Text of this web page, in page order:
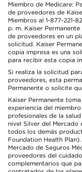
Miembro de Medicare:
de proveedores de
Miembros al 1-877-221-
p. m. Kaiser
de proveedores en un
solicitud. Kaiser
copia impresa es una
para recibir esta copia
Si realiza la solicitud
proveedores, esta
Permanente o solicite
Kaiser Permanente
experiencia del
profesionales de la
nivel Silver del Mercado
todos los demás
Foundation Health
Mercado de Seguros
proveedores del
complementarios que